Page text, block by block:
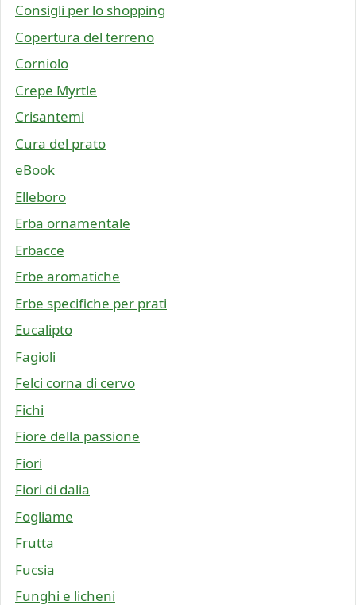
Consigli per lo shopping
Copertura del terreno
Corniolo
Crepe Myrtle
Crisantemi
Cura del prato
eBook
Elleboro
Erba ornamentale
Erbacce
Erbe aromatiche
Erbe specifiche per prati
Eucalipto
Fagioli
Felci corna di cervo
Fichi
Fiore della passione
Fiori
Fiori di dalia
Fogliame
Frutta
Fucsia
Funghi e licheni